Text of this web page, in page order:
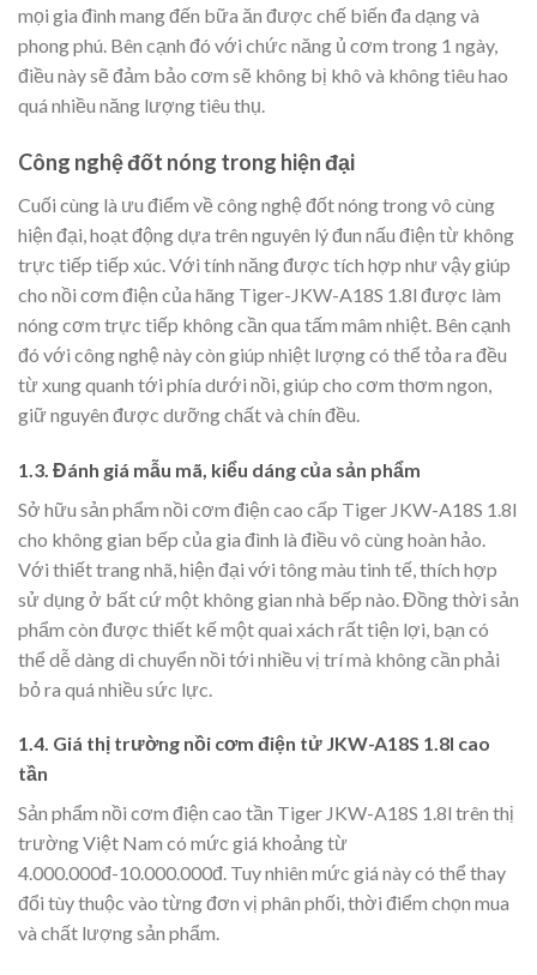
mọi gia đình mang đến bữa ăn được chế biến đa dạng và
phong phú. Bên cạnh đó với chức năng ủ cơm trong 1 ngày,
điều này sẽ đảm bảo cơm sẽ không bị khô và không tiêu hao
quá nhiều năng lượng tiêu thụ.
Công nghệ đốt nóng trong hiện đại
Cuối cùng là ưu điểm về công nghệ đốt nóng trong vô cùng
hiện đại, hoạt động dựa trên nguyên lý đun nấu điện từ không
trực tiếp tiếp xúc. Với tính năng được tích hợp như vậy giúp
cho nồi cơm điện của hãng Tiger-JKW-A18S 1.8l được làm
nóng cơm trực tiếp không cần qua tấm mâm nhiệt. Bên cạnh
đó với công nghệ này còn giúp nhiệt lượng có thể tỏa ra đều
từ xung quanh tới phía dưới nồi, giúp cho cơm thơm ngon,
giữ nguyên được dưỡng chất và chín đều.
1.3. Đánh giá mẫu mã, kiểu dáng của sản phẩm
Sở hữu sản phẩm nồi cơm điện cao cấp Tiger JKW-A18S 1.8l
cho không gian bếp của gia đình là điều vô cùng hoàn hảo.
Với thiết trang nhã, hiện đại với tông màu tinh tế, thích hợp
sử dụng ở bất cứ một không gian nhà bếp nào. Đồng thời sản
phẩm còn được thiết kế một quai xách rất tiện lợi, bạn có
thể dễ dàng di chuyển nồi tới nhiều vị trí mà không cần phải
bỏ ra quá nhiều sức lực.
1.4. Giá thị trường nồi cơm điện tử JKW-A18S 1.8l cao
tần
Sản phẩm nồi cơm điện cao tần Tiger JKW-A18S 1.8l trên thị
trường Việt Nam có mức giá khoảng từ
4.000.000đ-10.000.000đ. Tuy nhiên mức giá này có thể thay
đổi tùy thuộc vào từng đơn vị phân phối, thời điểm chọn mua
và chất lượng sản phẩm.